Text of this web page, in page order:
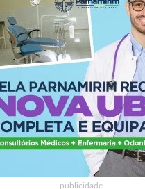
- publicidade -